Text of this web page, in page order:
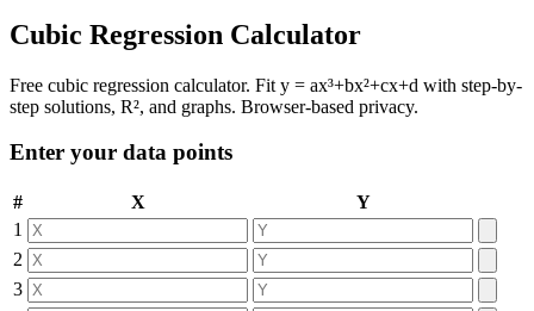
Cubic Regression Calculator
Free cubic regression calculator. Fit y = ax³+bx²+cx+d with step-by-
step solutions, R², and graphs. Browser-based privacy.
Enter your data points
# X
Y
1
2
3